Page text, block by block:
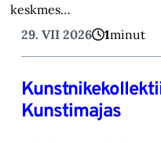
keskmes…
29. VII 2026
1minut
Kunstimajas